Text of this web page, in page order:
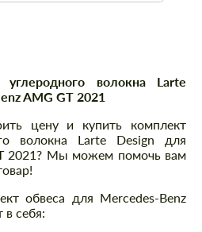
волокна Larte
AMG GT 2021
цену и купить комплект
волокна Larte Design для
2021? Мы можем помочь вам
обвеса для Mercedes-Benz
в себя: